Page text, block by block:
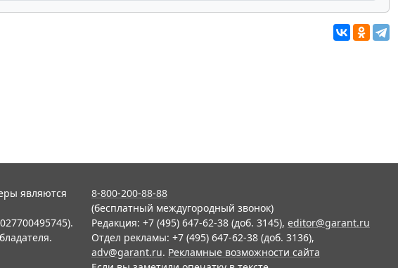
являются
8-800-200-88-88
(бесплатный междугородный звонок)
Редакция: +7 (495) 647-62-38 (доб. 3145), editor@garant.ru
Отдел рекламы: +7 (495) 647-62-38 (доб. 3136),
adv@garant.ru. Рекламные возможности сайта